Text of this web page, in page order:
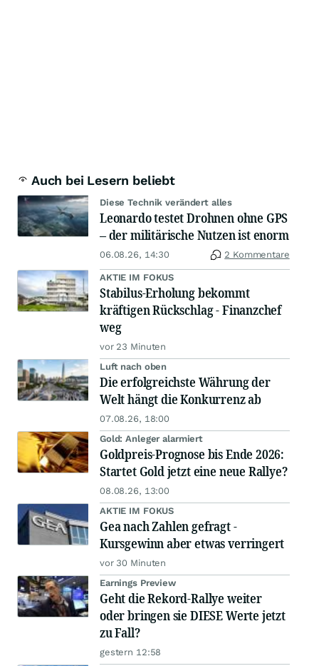
Auch bei Lesern beliebt
Diese Technik verändert alles
Leonardo testet Drohnen ohne GPS
– der militärische Nutzen ist enorm
06.08.26, 14:30 2 Kommentare
AKTIE IM FOKUS
Stabilus-Erholung bekommt
kräftigen Rückschlag - Finanzchef
weg
vor 23 Minuten
Luft nach oben
Die erfolgreichste Währung der
Welt hängt die Konkurrenz ab
07.08.26, 18:00
Gold: Anleger alarmiert
Goldpreis-Prognose bis Ende 2026:
Startet Gold jetzt eine neue Rallye?
08.08.26, 13:00
AKTIE IM FOKUS
Gea nach Zahlen gefragt -
Kursgewinn aber etwas verringert
vor 30 Minuten
Earnings Preview
Geht die Rekord-Rallye weiter
oder bringen sie DIESE Werte jetzt
zu Fall?
gestern 12:58